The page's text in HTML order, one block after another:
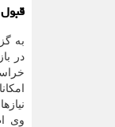
به
در
وی